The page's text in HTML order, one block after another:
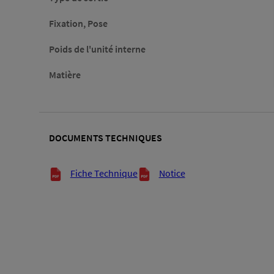
Fixation, Pose
Poids de l'unité interne
Matière
DOCUMENTS TECHNIQUES
Documents techniques
Fiche Technique Notice